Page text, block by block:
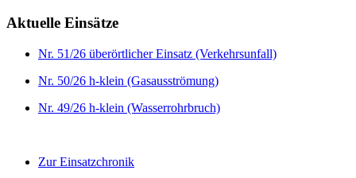
Aktuelle Einsätze
Nr. 51/26 überörtlicher Einsatz (Verkehrsunfall)
Nr. 50/26 h-klein (Gasausströmung)
Nr. 49/26 h-klein (Wasserrohrbruch)
Zur Einsatzchronik